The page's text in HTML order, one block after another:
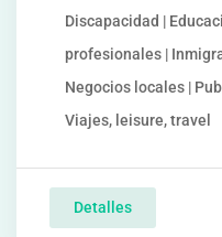
Discapacidad |
profesionales |
Negocios locales |
Viajes, leisure, travel
Detalles